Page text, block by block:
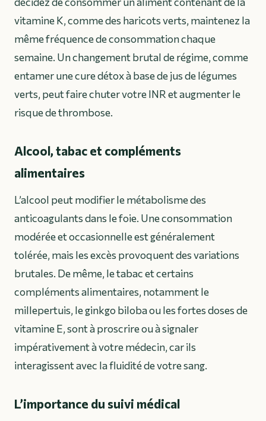
vitamine K, comme des haricots verts, maintenez la
même fréquence de consommation chaque
semaine. Un changement brutal de régime, comme
entamer une cure détox à base de jus de légumes
verts, peut faire chuter votre INR et augmenter le
risque de thrombose.
Alcool, tabac et compléments
alimentaires
L’alcool peut modifier le métabolisme des
anticoagulants dans le foie. Une consommation
modérée et occasionnelle est généralement
tolérée, mais les excès provoquent des variations
brutales. De même, le tabac et certains
compléments alimentaires, notamment le
millepertuis, le ginkgo biloba ou les fortes doses de
vitamine E, sont à proscrire ou à signaler
impérativement à votre médecin, car ils
interagissent avec la fluidité de votre sang.
L’importance du suivi médical